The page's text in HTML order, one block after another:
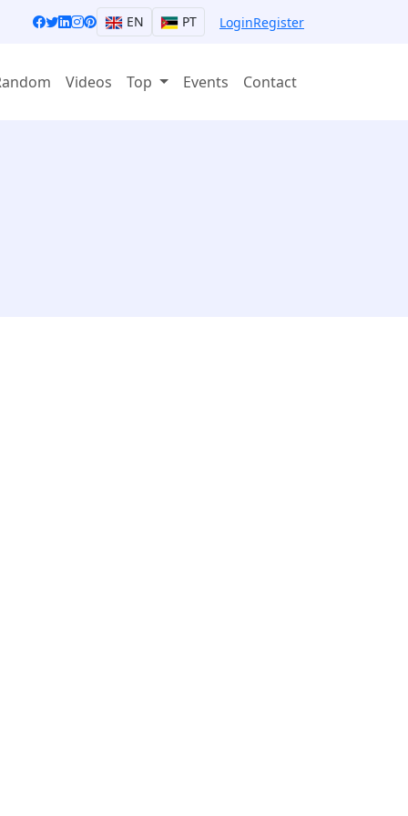
EN PT LoginRegister
Videos Top Events Contact